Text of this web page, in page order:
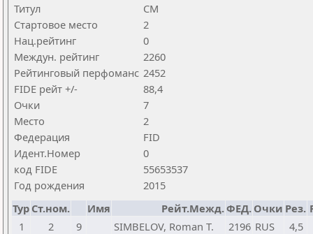
Титул
CM
Стартовое место
2
Нац.рейтинг
0
Междун. рейтинг
2260
Рейтинговый перфоманс 2452
FIDE рейт +/-
88,4
Очки
7
Место
2
Федерация
FID
Идент.Номер
0
код FIDE
55653537
Год рождения
2015
Тур Ст.ном. Имя Рейт.Межд.ФЕД. Очки Рез.
1
2 9 SIMBELOV, Roman T. 2196 RUS
4,5